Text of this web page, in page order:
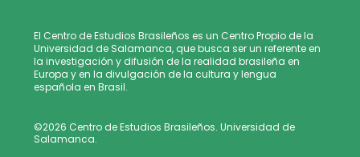
El Centro de Estudios Brasileños es un Centro Propio de la
Universidad de Salamanca, que busca ser un referente en
la investigación y difusión de la realidad brasileña en
Europa y en la divulgación de la cultura y lengua
española en Brasil.
©2026 Centro de Estudios Brasileños. Universidad de
Salamanca.